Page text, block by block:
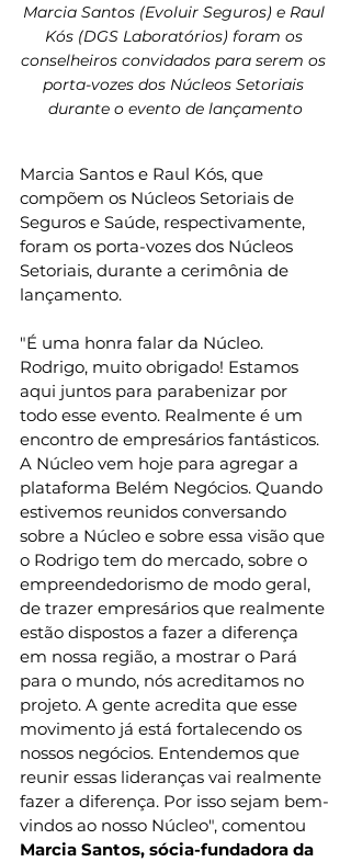
Marcia Santos (Evoluir Seguros) e Raul
Kós (DGS Laboratórios) foram os
conselheiros convidados para serem os
porta-vozes dos Núcleos Setoriais
durante o evento de lançamento
Marcia Santos e Raul Kós, que
compõem os Núcleos Setoriais de
Seguros e Saúde, respectivamente,
foram os porta-vozes dos Núcleos
Setoriais, durante a cerimônia de
lançamento.
"É uma honra falar da Núcleo.
Rodrigo, muito obrigado! Estamos
aqui juntos para parabenizar por
todo esse evento. Realmente é um
encontro de empresários fantásticos.
A Núcleo vem hoje para agregar a
plataforma Belém Negócios. Quando
estivemos reunidos conversando
sobre a Núcleo e sobre essa visão que
o Rodrigo tem do mercado, sobre o
empreendedorismo de modo geral,
de trazer empresários que realmente
estão dispostos a fazer a diferença
em nossa região, a mostrar o Pará
para o mundo, nós acreditamos no
projeto. A gente acredita que esse
movimento já está fortalecendo os
nossos negócios. Entendemos que
reunir essas lideranças vai realmente
fazer a diferença. Por isso sejam bem-
vindos ao nosso Núcleo", comentou
Marcia Santos, sócia-fundadora da